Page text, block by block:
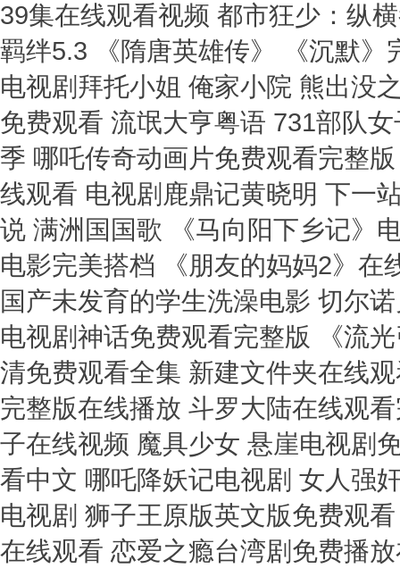
39集在线观看视频 都市狂少：纵
羁绊5.3 《隋唐英雄传》 《沉默
电视剧拜托小姐 俺家小院 熊出没
免费观看 流氓大亨粤语 731部队
季 哪吒传奇动画片免费观看完整
线观看 电视剧鹿鼎记黄晓明 下一
说 满洲国国歌 《马向阳下乡记》
电影完美搭档 《朋友的妈妈2》在
国产未发育的学生洗澡电影 切尔
电视剧神话免费观看完整版 《流
清免费观看全集 新建文件夹在线
完整版在线播放 斗罗大陆在线观
子在线视频 魔具少女 悬崖电视剧
看中文 哪吒降妖记电视剧 女人强
电视剧 狮子王原版英文版免费观
在线观看 恋爱之瘾台湾剧免费播